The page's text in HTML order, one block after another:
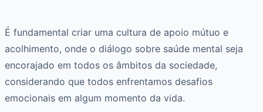
É fundamental criar uma cultura de apoio mútuo e
acolhimento, onde o diálogo sobre saúde mental seja
encorajado em todos os âmbitos da sociedade,
considerando que todos enfrentamos desafios
emocionais em algum momento da vida.